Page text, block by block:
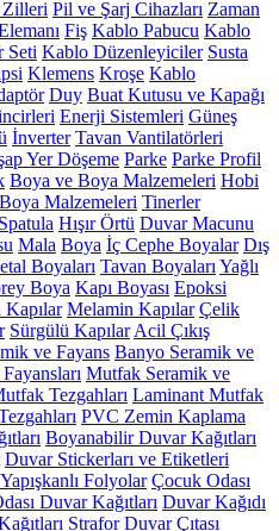
Zilleri Pil ve Şarj Cihazları Zaman
Fiş Kablo Pabucu Kablo
Seti Kablo Düzenleyiciler Susta
Klemens Kroşe Kablo
Duy Buat Kutusu ve Kapağı
Enerji Sistemleri Güneş
İnverter Tavan Vantilatörleri
Yer Döşeme Parke Parke Profil
Boya ve Boya Malzemeleri Hobi
Boya Malzemeleri Tinerler
Spatula Hışır Örtü Duvar Macunu
Mala Boya İç Cephe Boyalar Dış
Boyaları Tavan Boyaları Yağlı
Boya Kapı Boyası Epoksi
Melamin Kapılar Çelik
Sürgülü Kapılar Acil Çıkış
ve Fayans Banyo Seramik ve
Mutfak Seramik ve
Tezgahları Laminant Mutfak
PVC Zemin Kaplama
Boyanabilir Duvar Kağıtları
Duvar Stickerları ve Etiketleri
Yapışkanlı Folyolar Çocuk Odası
Duvar Kağıtları Duvar Kağıdı
Strafor Duvar Çıtası